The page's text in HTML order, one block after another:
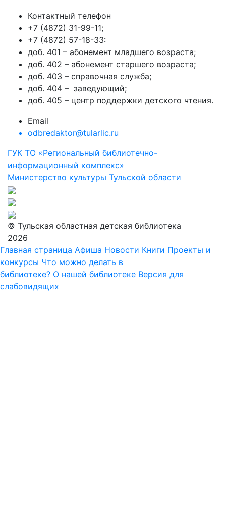
Контактный телефон
+7 (4872) 31-99-11;
+7 (4872) 57-18-33:
доб. 401 – абонемент младшего возраста;
доб. 402 – абонемент старшего возраста;
доб. 403 – справочная служба;
доб. 404 – заведующий;
доб. 405 – центр поддержки детского чтения.
Email
odbredaktor@tularlic.ru
ГУК ТО «Региональный библиотечно-
информационный комплекс»
Министерство культуры Тульской области
© Тульская областная детская библиотека
2026
Главная страница Афиша Новости Книги Проекты и
конкурсы Что можно делать в
библиотеке? О нашей библиотеке Версия для
слабовидящих